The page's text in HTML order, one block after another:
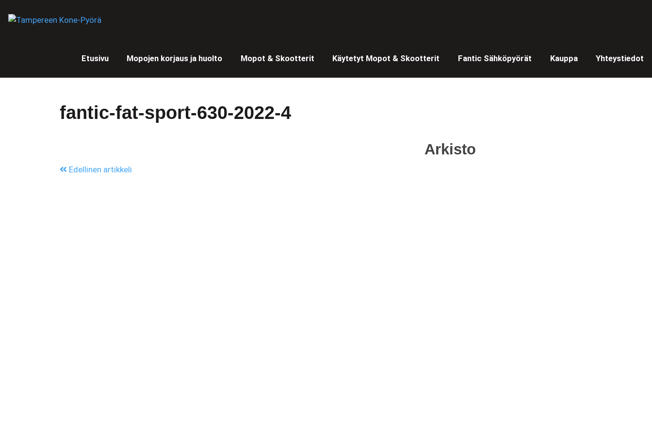
Etusivu Mopojen korjaus ja huolto Mopot & Skootterit Käytetyt Mopot & Skootterit Fantic Sähköpyörät Kauppa Yhteystiedot
fantic-fat-sport-630-2022-4
Edellinen artikkeli
Arkisto